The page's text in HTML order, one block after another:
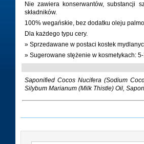
Nie zawiera konserwantów, substancji
składników.
100% wegańskie, bez dodatku oleju
Dla każdego typu cery.
» Sprzedawane w postaci kostek
» Sugerowane stężenie w kosmetykach:
Saponified Cocos Nucifera (Sodium
Silybum Marianum (Milk Thistle) Oil,